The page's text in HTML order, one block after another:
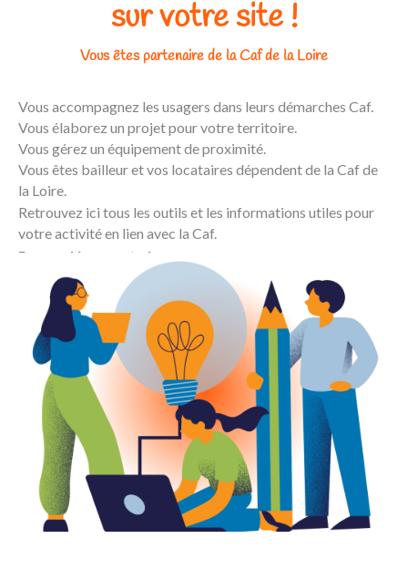
sur votre site !
Vous êtes partenaire de la Caf de la Loire
Vous accompagnez les usagers dans leurs démarches Caf.
Vous élaborez un projet pour votre territoire.
Vous gérez un équipement de proximité.
Vous êtes bailleur et vos locataires dépendent de la Caf de
la Loire.
Retrouvez ici tous les outils et les informations utiles pour
votre activité en lien avec la Caf.
Bonne découverte !